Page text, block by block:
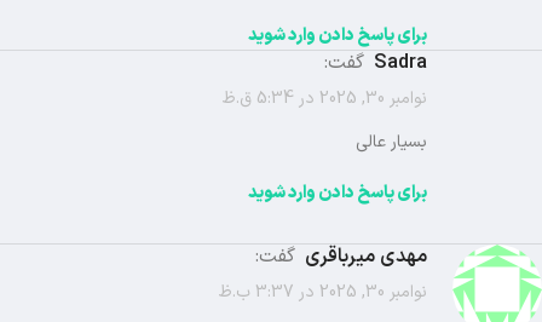
برای پاسخ دادن وارد شوید
Sadra گفت:
نوامبر 30, 2025 در 5:34 ق.ظ
بسیار عالی
برای پاسخ دادن وارد شوید
مهدی میرباقری گفت:
نوامبر 30, 2025 در 3:37 ب.ظ